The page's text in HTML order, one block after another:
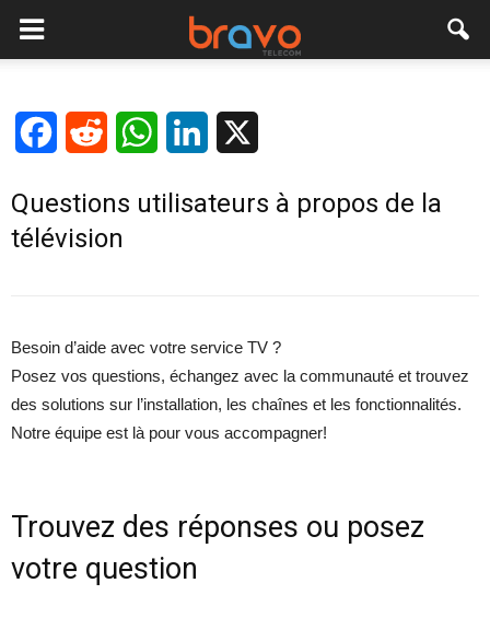
FacebookReddit WhatsAppLinkedIn
Questions utilisateurs à propos de la
télévision
Besoin d’aide avec votre service TV ?
Posez vos questions, échangez avec la communauté et trouvez
des solutions sur l’installation, les chaînes et les fonctionnalités.
Notre équipe est là pour vous accompagner!
Trouvez des réponses ou posez
votre question